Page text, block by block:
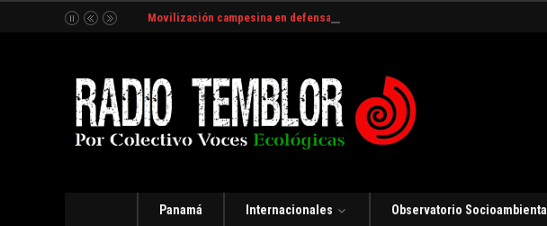
Movilización campesina en defensa del Río Indio en Panamá [Audio]
Panamá Internacionales Observatorio Socioambiental